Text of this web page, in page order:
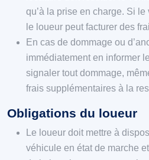
qu’à la prise en charge. Si le
le loueur peut facturer des
En cas de dommage ou
immédiatement en informer
signaler tout dommage,
frais supplémentaires à la
Obligations du loueur
Le loueur doit mettre à
véhicule en état de marche